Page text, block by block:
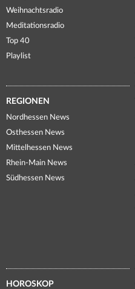
Weihnachtsradio
Meditationsradio
Top 40
Playlist
REGIONEN
Nordhessen News
Osthessen News
Mittelhessen News
Rhein-Main News
Südhessen News
HOROSKOP